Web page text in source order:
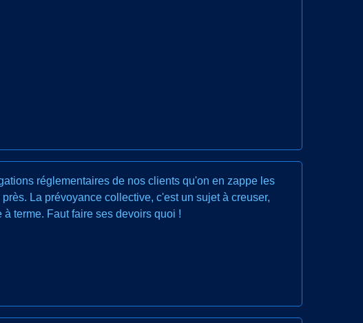
réglementaires de nos clients qu'on en zappe les
La prévoyance collective, c'est un sujet à creuser,
terme. Faut faire ses devoirs quoi !